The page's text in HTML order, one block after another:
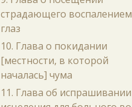
страдающего воспалением
глаз
10. Глава о покидании
[местности, в которой
началась] чума
11. Глава об испрашивании